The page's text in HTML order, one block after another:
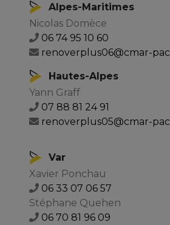
Alpes-Maritimes
Nicolas Domèce
06 74 95 10 60
renoverplus06@cmar-
Hautes-Alpes
Yann Graff
07 88 81 24 91
renoverplus05@cmar-
Var
Xavier Ponchau
06 33 07 06 57
Stéphane Quehen
06 70 81 96 09